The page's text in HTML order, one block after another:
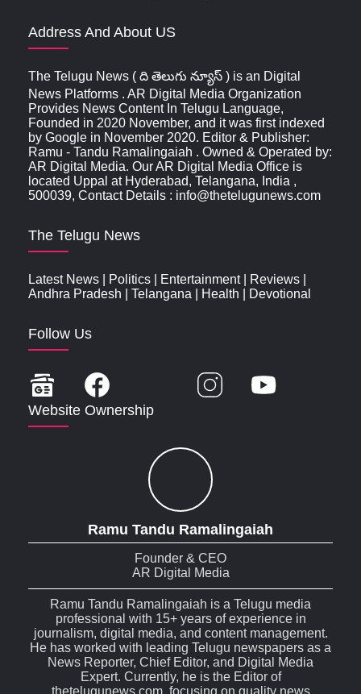
Address And About US
The Telugu News ( ది తెలుగు న్యూస్‌ ) is an Digital
News Platforms . AR Digital Media Organization
Provides News Content In Telugu Language,
Founded in 2020 November, and it was first indexed
by Google in November 2020. Editor & Publisher:
Ramu - Tandu Ramalingaiah . Owned & Operated by:
AR Digital Media. Our AR Digital Media Office is
located Uppal at Hyderabad, Telangana, India ,
500039, Contact Details : info@thetelugunews.com
The Telugu News
Latest News Politics Entertainment| Reviews
Andhra Pradesh
Telangana Health Devotional
Follow Us
Website Ownership
Ramu Tandu Ramalingaiah
Founder & CEO
AR Digital Media
Ramu Tandu Ramalingaiah is a Telugu media
professional with 15+ years of experience in
journalism, digital media, and content management.
He has worked with leading Telugu newspapers as a
News Reporter, Chief Editor, and Digital Media
Expert. Currently, he is the Editor of
thetelugunews.com, focusing on quality news